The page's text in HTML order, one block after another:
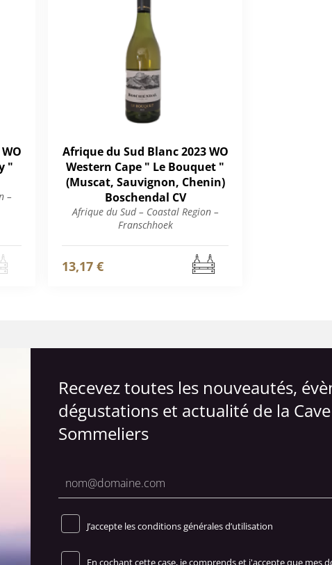
"
–
Afrique du Sud Blanc 2023 WO
Western Cape " Le Bouquet "
(Muscat, Sauvignon, Chenin)
Boschendal CV
Afrique du Sud – Coastal Region –
Franschhoek
13,17 €
Recevez toutes les nouveautés,
dégustations et actualité de la
Sommeliers
J’accepte les conditions générales d’utilisation
En cochant cette case, je comprends et j'accepte que mes